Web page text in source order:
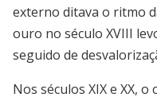
externo ditava o ritmo
ouro no século XVIII
seguido de
Nos séculos XIX e XX,